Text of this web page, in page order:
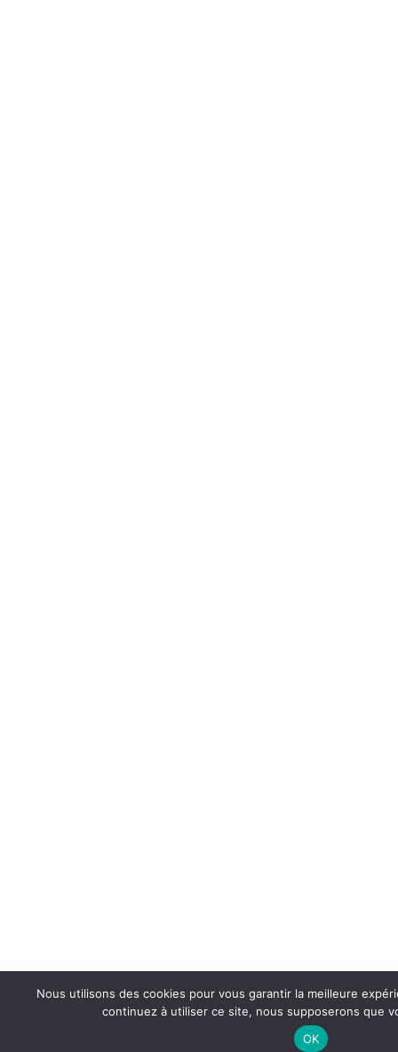
Nous utilisons des cookies pour vous garantir la meilleure
continuez à utiliser ce site, nous supposerons que
OK